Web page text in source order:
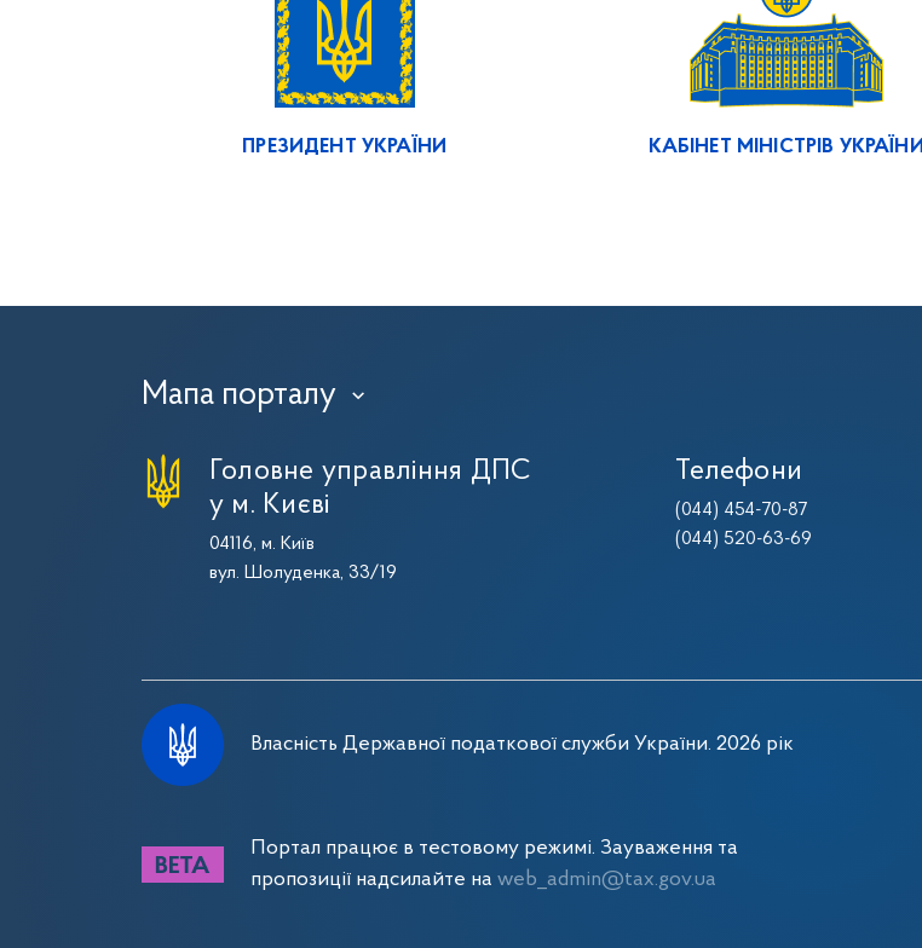
ПРЕЗИДЕНТ УКРАЇНИ КАБІНЕТ МІНІСТРІВ УКРАЇНИ
Мапа порталу ›
Головне управління ДПС
у м. Києві
04116, м. Київ
вул. Шолуденка, 33/19
Телефони
(044) 454-70-87
(044) 520-63-69
Власність Державної податкової служби України. 2026 рік
Портал працює в тестовому режимі. Зауваження та
пропозиції надсилайте на web_admin@tax.gov.ua